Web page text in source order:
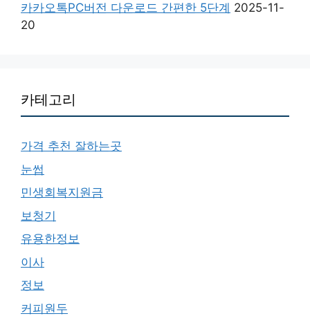
카카오톡PC버전 다운로드 간편한 5단계 2025-11-
20
카테고리
가격 추천 잘하는곳
눈썹
민생회복지원금
보청기
유용한정보
이사
정보
커피원두